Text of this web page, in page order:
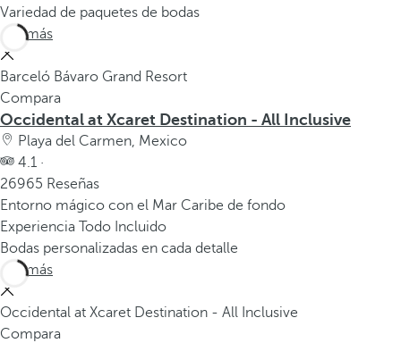
Variedad de paquetes de bodas
Ver más
Barceló Bávaro Grand Resort
Compara
Occidental at Xcaret Destination - All Inclusive
Playa del Carmen, Mexico
4.1 ·
26965 Reseñas
Entorno mágico con el Mar Caribe de fondo
Experiencia Todo Incluido
Bodas personalizadas en cada detalle
Ver más
Occidental at Xcaret Destination - All Inclusive
Compara